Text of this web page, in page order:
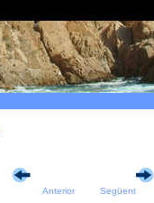
Anterior Següent